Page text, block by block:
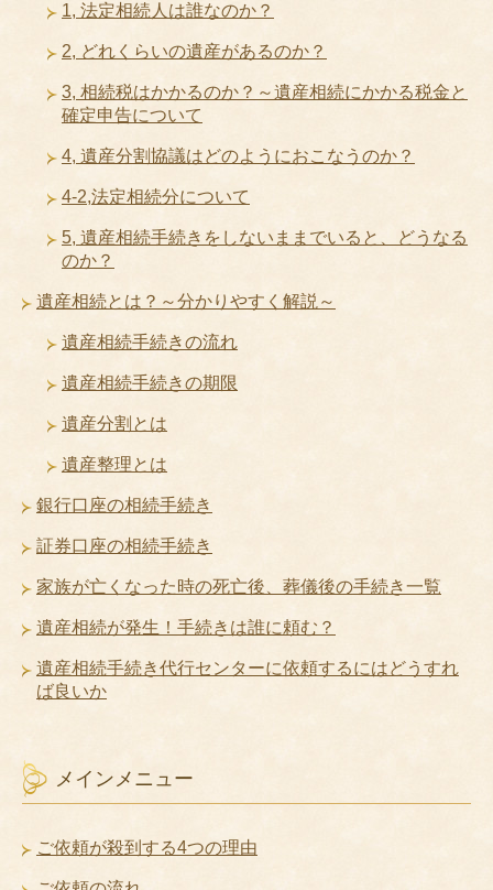
1, 法定相続人は誰なのか？
2, どれくらいの遺産があるのか？
3, 相続税はかかるのか？～遺産相続にかかる税金と
確定申告について
4, 遺産分割協議はどのようにおこなうのか？
4-2,法定相続分について
5, 遺産相続手続きをしないままでいると、どうなる
のか？
遺産相続とは？～分かりやすく解説～
遺産相続手続きの流れ
遺産相続手続きの期限
遺産分割とは
遺産整理とは
銀行口座の相続手続き
証券口座の相続手続き
家族が亡くなった時の死亡後、葬儀後の手続き一覧
遺産相続が発生！手続きは誰に頼む？
遺産相続手続き代行センターに依頼するにはどうすれ
ば良いか
メインメニュー
ご依頼が殺到する4つの理由